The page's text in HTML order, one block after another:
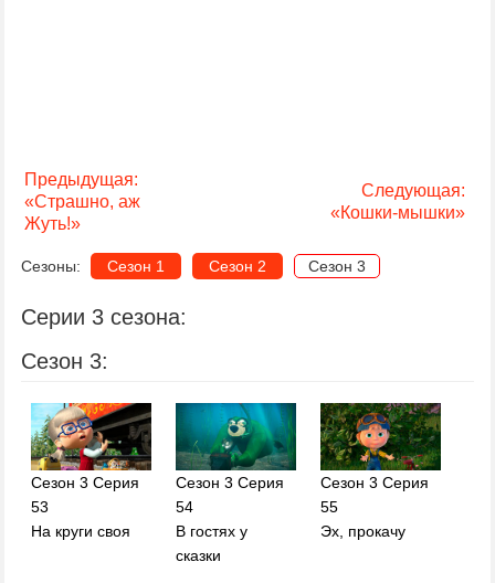
Предыдущая:
«Страшно, аж
Жуть!»
Следующая:
«Кошки-мышки»
Сезоны: Сезон 1 Сезон 2 Сезон 3
Серии 3 сезона:
Сезон 3:
Сезон 3 Серия
53
На круги своя
Сезон 3 Серия
54
В гостях у
сказки
Сезон 3 Серия
55
Эх, прокачу